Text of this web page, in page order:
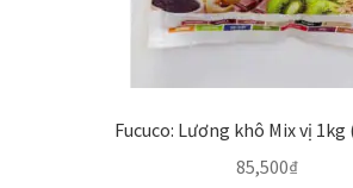
Fucuco: Lương khô Mix vị
85,500₫